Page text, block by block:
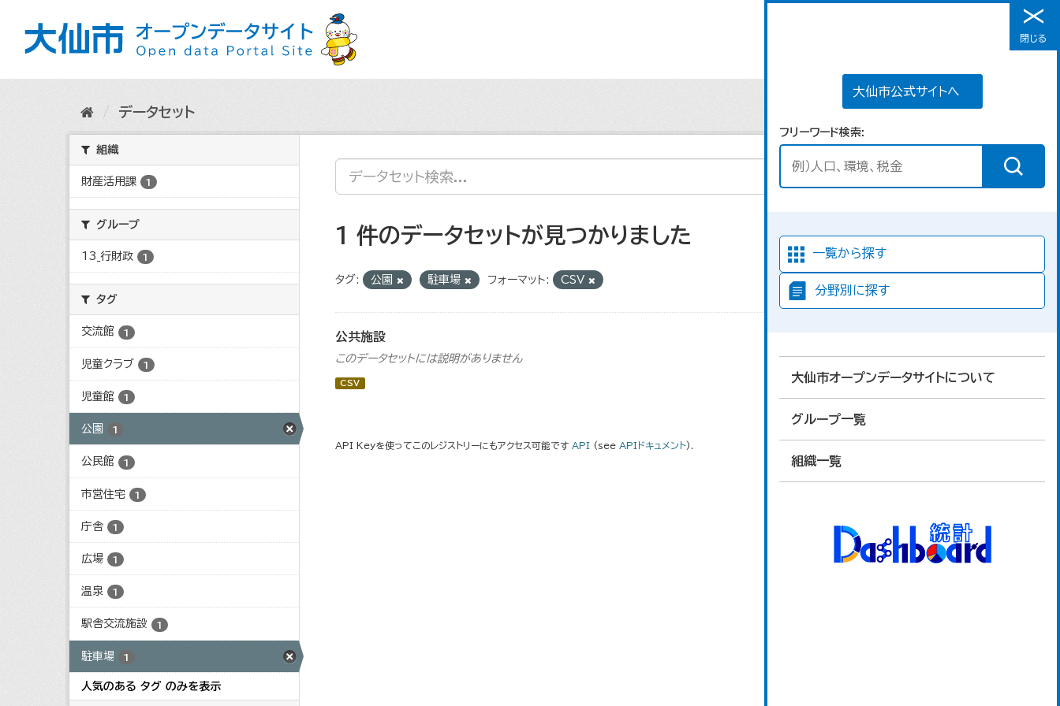
メニュー
大仙市公式サイトへ
フリーワード検索
一覧から探す
分野別に探す
大仙市オープンデータサイトについて
グループ一覧
組織一覧
閉じる
データセット
組織
財産活用課 1
グループ
13_行財政 1
タグ
交流館 1
児童クラブ 1
児童館 1
公園 1
公民館 1
市営住宅 1
庁舎 1
広場 1
温泉 1
駅舎交流施設 1
駐車場 1
人気のある タグ のみを表示
1 件のデータセットが見つかりました
タグ: 公園 駐車場 フォーマット: CSV
公共施設
このデータセットには説明がありません
CSV
API Keyを使ってこのレジストリーにもアクセス可能です API (see APIドキュメント).